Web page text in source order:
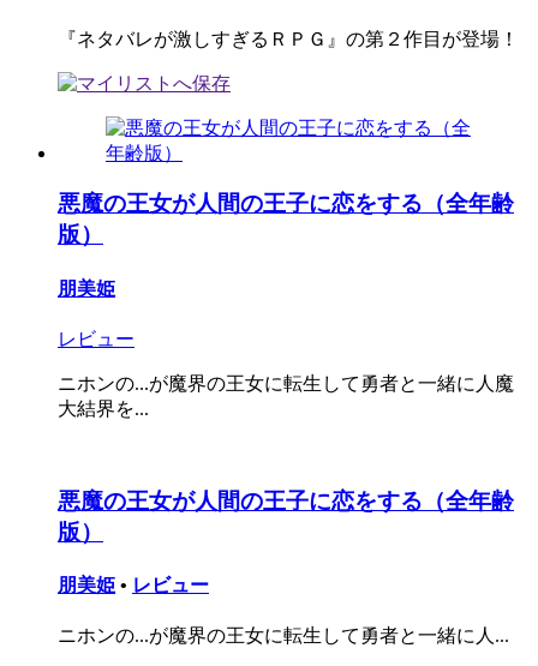
『ネタバレが激しすぎるＲＰＧ』の第２作目が登場！
悪魔の王女が人間の王子に恋をする（全年齢
版）
朋美姫
レビュー
ニホンの...が魔界の王女に転生して勇者と一緒に人魔
大結界を...
悪魔の王女が人間の王子に恋をする（全年齢
版）
朋美姫 • レビュー
ニホンの...が魔界の王女に転生して勇者と一緒に人...